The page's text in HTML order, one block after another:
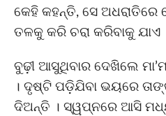
କେହି କହନ୍ତି, ସେ
ତଳକୁ କରି ଚରା କରିବାକୁ ଯାଏ
ବୁଢ଼ୀ ଆସୁଥିବାର ଦେଖିଲେ
। ଦୃଷ୍ଟି ପଡ଼ିଯିବା ଭୟରେ
ଦିଅନ୍ତି । ସ୍ୱପ୍ନରେ ଆସି